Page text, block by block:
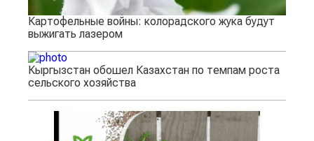
Картофельные войны: колорадского жука будут
выжигать лазером
Кыргызстан обошел Казахстан по темпам роста
сельского хозяйства